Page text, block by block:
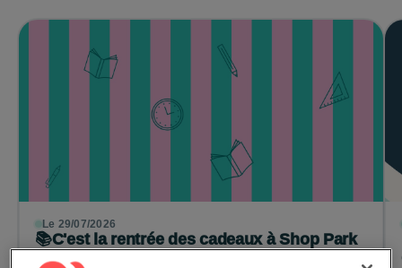
Le 29/07/2026
📚C'est la rentrée des cadeaux à Shop Park
Cap Costières !